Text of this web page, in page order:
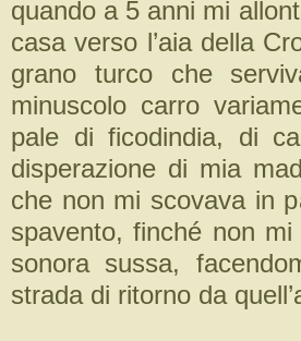
quando a 5 anni mi
casa verso l’aia della
grano turco che
minuscolo carro
pale di ficodindia, di
disperazione di mia
che non mi scovava in
spavento, finché non
sonora sussa,
strada di ritorno da